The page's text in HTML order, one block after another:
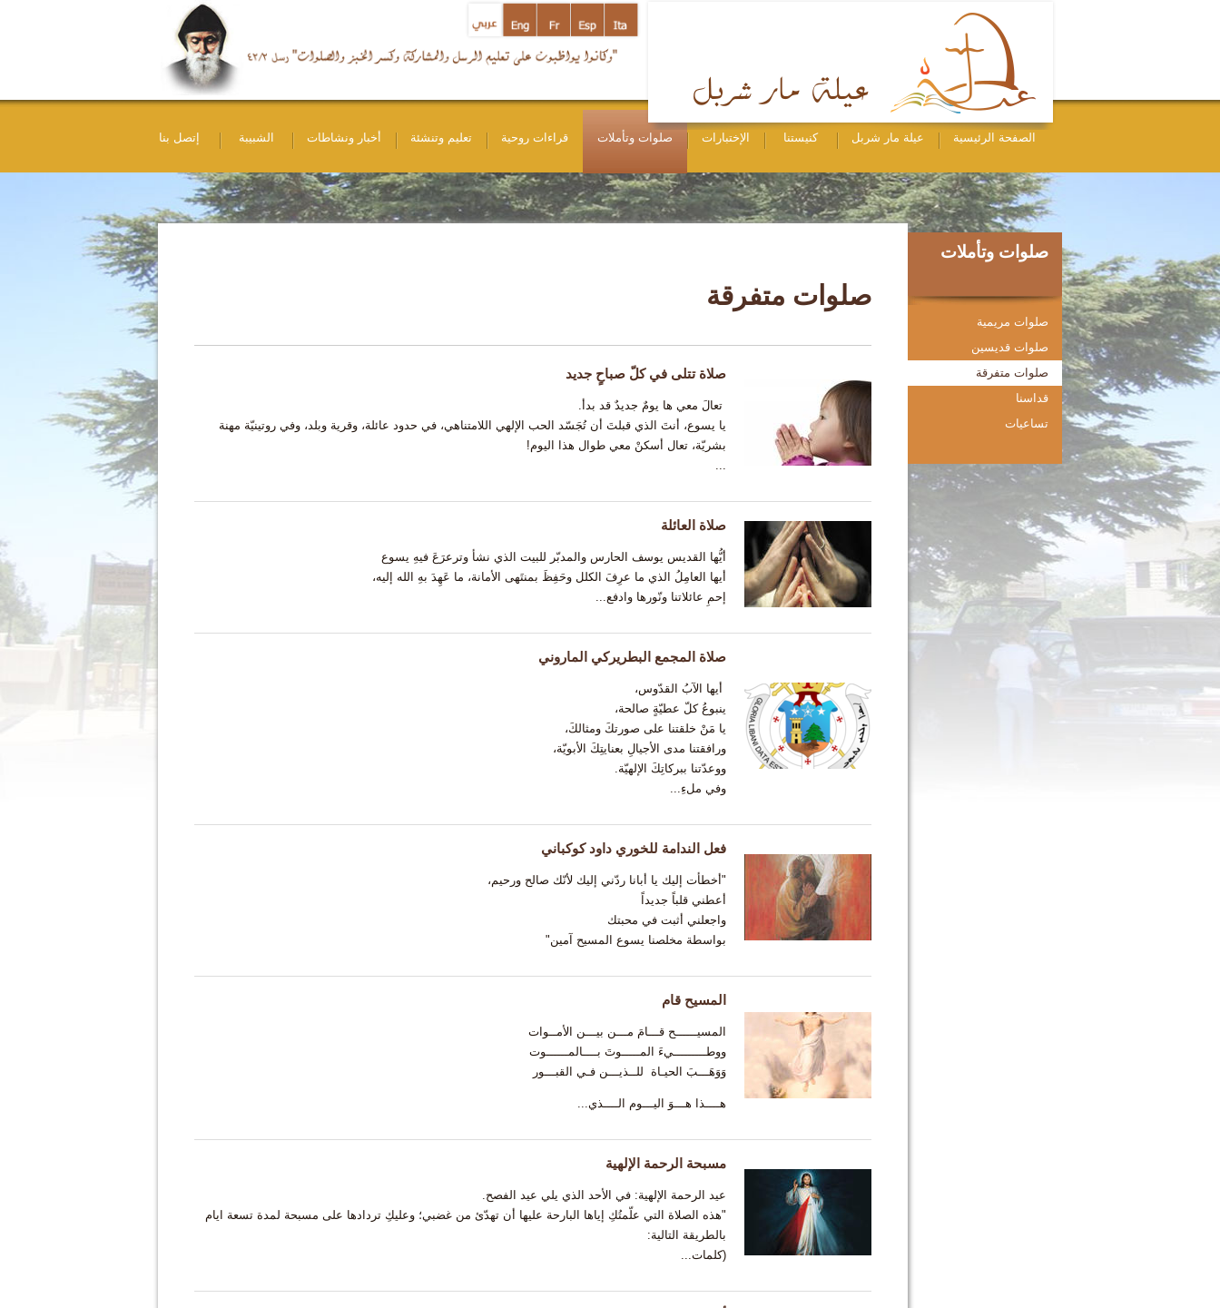
الصفحة الرئيسية عيلة مار شربل كنيستنا الإختبارات صلوات وتأملات قراءات روحية تعليم وتنشئة أخبار ونشاطات الشبيبة إتصل بنا
صلوات متفرقة
صلاة تتلى في كلّ صباحٍ جديد
تعالَ معي ها يومٌ جديدٌ قد بدأ.
يا يسوع، أنتَ الذي قبلتَ أن تُجَسّد الحب الإلهي اللامتناهي، في حدود عائلة، وقرية وبلد، وفي روتينيّة مهنة
بشريّة، تعال أسكنْ معي طوال هذا اليوم!
...
صلاة العائلة
أيُّها القديس يوسف الحارس والمدبّر للبيت الذي نشأ وترعرَعَ فيهِ يسوع
أيها العامِلُ الذي ما عرِفَ الكلل وحَفِظَ بمنتَهى الأمانة، ما عَهِدَ بهِ الله إليه،
إحمِ عائلاتنا ونّورها وادفع...
صلاة المجمع البطريركي الماروني
أيها الآبُ القدّوس،
ينبوعُ كلّ عطيّةٍ صالحة،
يا مَنْ خلقتنا على صورتكَ ومثالكَ،
ورافقتنا مدى الأجيالِ بعنايتِكَ الأبويّة،
ووعدّتنا ببركاتِكَ الإلهيّة.
وفي ملءِ...
فعل الندامة للخوري داود كوكباني
"أخطأت إليك يا أبانا ردّني إليك لأنّك صالح ورحيم،
أعطني قلباً جديداً
واجعلني أثبت في محبتك
بواسطة مخلصنا يسوع المسيح آمين"
المسيح قام
المسيــــــح قـــامَ مـــن بيـــن الأمــوات
ووطـــــــــيءَ المـــــوتَ بــــالمــــــوت
وَوَهَـــبَ الحيـاة للــذيـــن فـي القبـــور
هــــذا هـــوَ اليـــوم الــــذي...
مسبحة الرحمة الإلهية
عيد الرحمة الإلهية: في الأحد الذي يلي عيد الفصح.
"هذه الصلاة التي علّمتُكِ إياها البارحة عليها أن تهدّئ من غضبي؛ وعليكِ تردادها على مسبحة لمدة تسعة ايام
بالطريقة التالية:
(كلمات...
صلوات وتأملات
صلوات مريمية
صلوات قديسين
صلوات متفرقة
قداسنا
تساعيات